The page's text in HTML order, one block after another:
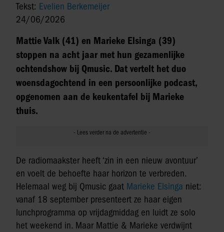
Tekst: Evelien Berkemeijer
24/06/2026
Mattie Valk (41) en Marieke Elsinga (39)
stoppen na acht jaar met hun gezamenlijke
ochtendshow bij Qmusic. Dat vertelt het duo
woensdagochtend in een persoonlijke podcast,
opgenomen aan de keukentafel bij Marieke
thuis.
De radiomaakster heeft ‘zin in een nieuw avontuur’
en voelt de behoefte haar horizon te verbreden.
Helemaal weg bij Qmusic gaat Marieke Elsinga niet:
vanaf 18 september presenteert ze haar eigen
lunchprogramma op vrijdagmiddag en luidt ze solo
het weekend in. Maar Mattie & Marieke verdwijnt